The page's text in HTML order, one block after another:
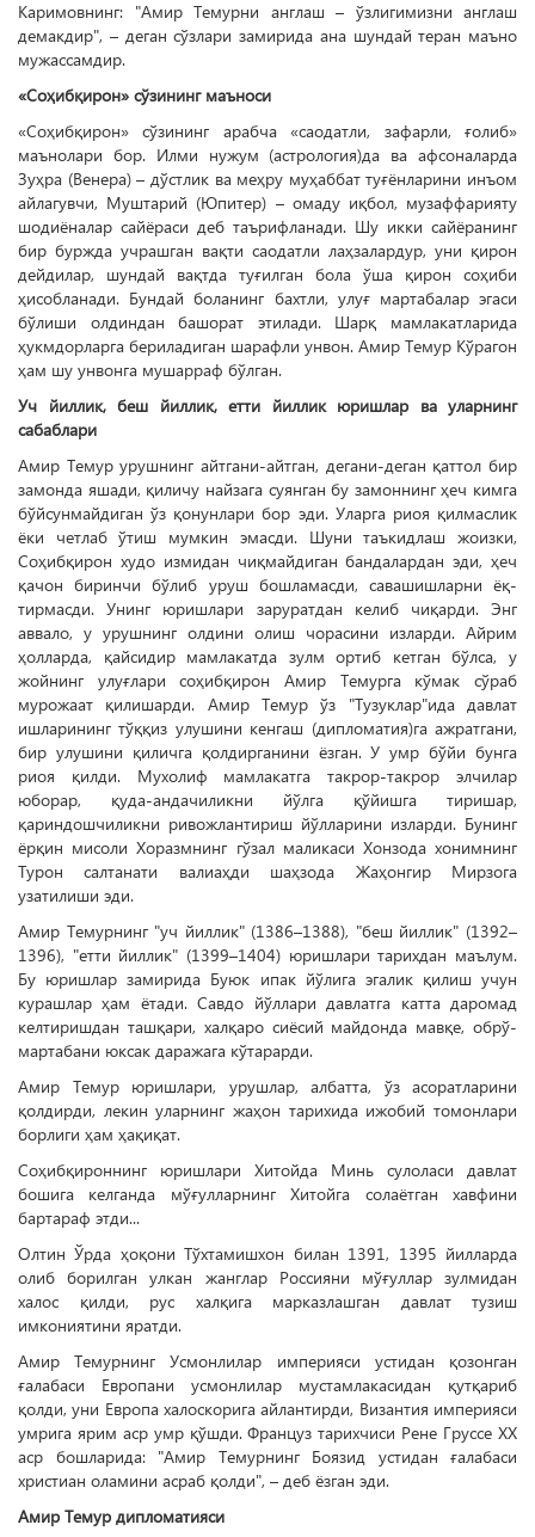
Каримовнинг: "Амир Темурни англаш – ўзлигимизни англаш
демакдир", – деган сўзлари замирида ана шундай теран маъно
мужассамдир.
«Соҳибқирон» сўзининг маъноси
«Соҳибқирон» сўзининг арабча «саодатли, зафарли, ғолиб»
маънолари бор. Илми нужум (астро­логия)­да ва афсоналарда
Зуҳра (Венера) – дўстлик ва меҳру муҳаббат туғёнларини инъом
айлагувчи, Муштарий (Юпитер) – омаду иқбол, музаффарияту
шодиёналар сайёраси деб таърифланади. Шу икки сайёранинг
бир буржда учрашган вақти саодатли лаҳзалардур, уни қирон
дейдилар, шундай вақтда туғилган бола ўша қирон соҳиби
ҳисобланади. Бундай боланинг бахт­ли, улуғ мартабалар эгаси
бўлиши олдиндан башорат этилади. Шарқ мамлакатларида
ҳукмдорларга бериладиган шарафли унвон. Амир Темур Кўрагон
ҳам шу унвонга мушарраф бўлган.
Уч йиллик, беш йиллик, етти йиллик юришлар ва уларнинг
сабаблари
Амир Темур урушнинг айтгани-айтган, дегани-деган қаттол бир
замонда яшади, қиличу найзага суянган бу замоннинг ҳеч кимга
бўйсунмайдиган ўз қонунлари бор эди. Уларга риоя қилмаслик
ёки четлаб ўтиш мумкин эмасди. Шуни таъкидлаш жоизки,
Соҳибқирон худо измидан чиқмайдиган бандалардан эди, ҳеч
қачон биринчи бўлиб уруш бошламасди, савашишларни ёқ­
тирмасди. Унинг юришлари заруратдан келиб чиқарди. Энг
аввало, у урушнинг олдини олиш чорасини изларди. Айрим
ҳолларда, қайсидир мамлакатда зулм ортиб кетган бўлса, у
жойнинг улуғлари соҳиб­қирон Амир Темурга кўмак сўраб
мурожаат қилишарди. Амир Темур ўз "Тузуклар"ида давлат
ишларининг тўққиз улушини кенгаш (дипломатия)га ажратгани,
бир улушини қиличга қолдирганини ёзган. У умр бўйи бунга
риоя қилди. Мухолиф мамлакатга такрор-такрор элчилар
юборар, қуда-андачиликни йўлга қўйишга тиришар,
қариндошчиликни ривожлантириш йўлларини изларди. Бунинг
ёрқин мисоли Хоразмнинг гўзал маликаси Хонзода хонимнинг
Турон салтанати валиаҳди шаҳзода Жаҳонгир Мирзога
узатилиши эди.
Амир Темурнинг "уч йиллик" (1386–1388), "беш йиллик" (1392–
1396), "етти йиллик" (1399–1404) юришлари тарихдан маълум.
Бу юришлар замирида Буюк ипак йўлига эгалик қилиш учун
курашлар ҳам ётади. Савдо йўллари давлатга катта даромад
келтиришдан ташқари, халқаро сиёсий майдонда мавқе, обрў-
мартабани юксак даражага кўтарарди.
Амир Темур юришлари, урушлар, албатта, ўз асоратларини
қолдирди, лекин уларнинг жаҳон тарихида ижобий томонлари
борлиги ҳам ҳақиқат.
Соҳибқироннинг юришлари Хитойда Минь сулоласи давлат
бошига келганда мўғулларнинг Хитойга солаётган хавфини
бартараф этди...
Олтин Ўрда ҳоқони Тўхтамишхон билан 1391, 1395 йилларда
олиб борилган улкан жанглар Россияни мўғуллар зулмидан
халос қилди, рус халқига марказлашган давлат тузиш
имкониятини яратди.
Амир Темурнинг Усмонлилар империяси устидан қозонган
ғалабаси Европани усмонлилар мустамлакасидан қутқариб
қолди, уни Европа халоскорига айлантирди, Византия империяси
умрига ярим аср умр қўшди. Француз тарихчиси Рене Груссе ХХ
аср бошларида: "Амир Темурнинг Боязид устидан ғалабаси
христиан оламини асраб қолди", – деб ёзган эди.
Амир Темур дипломатияси